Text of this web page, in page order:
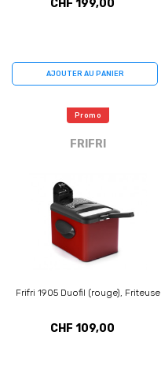
CHF 199,00
AJOUTER AU PANIER
Promo
FRIFRI
Frifri 1905 Duofil (rouge), Friteuse
CHF 109,00